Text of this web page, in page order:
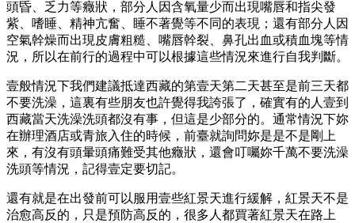
頭昏、乏力等癥狀，部分人因含氧量少而出現嘴唇和指尖發
紫、嗜睡、精神亢奮、睡不著覺等不同的表現；還有部分人因
空氣幹燥而出現皮膚粗糙、嘴唇幹裂、鼻孔出血或積血塊等情
況，所以在前行的過程中可以根據這些情況來進行自我判斷。
壹般情況下我們建議抵達西藏的第壹天第二天甚至是前三天都
不要洗澡，這裏有些朋友也許覺得我誇張了，確實有的人壹到
西藏當天洗澡洗頭都沒有事，但這是少部分的。通常情況下妳
在辦理酒店或青旅入住的時候，前臺就詢問妳是是不是剛上
來，有沒有頭暈頭痛難受其他癥狀，還會叮囑妳千萬不要洗澡
洗頭等情況，記得壹定要切記。
還有就是在出發前可以服用壹些紅景天進行緩解，紅景天不是
治愈高反的，只是預防高反的，很多人都買著紅景天在路上